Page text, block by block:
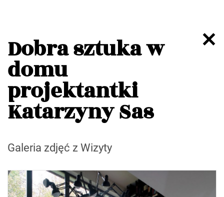
Dobra sztuka w
domu
projektantki
Katarzyny Sas
Galeria zdjęć z Wizyty